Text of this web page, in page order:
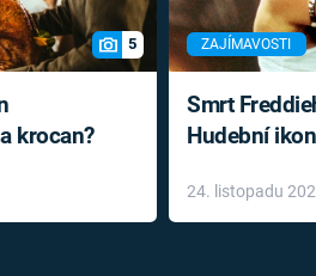
5
krocan?
ZAJÍMAVOSTI
Smrt
Hudební
léky
24. listopadu